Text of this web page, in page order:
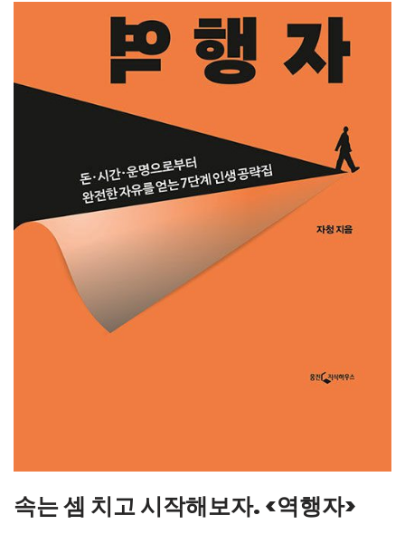
속는 셈 치고 시작해보자. <역행자>